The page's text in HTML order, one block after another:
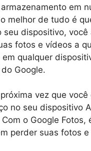
em
melhor de tudo é
seu dispositivo, você
fotos e vídeos a
em qualquer
Google.
vez que
no seu dispositivo
o Google Fotos,
perder suas fotos